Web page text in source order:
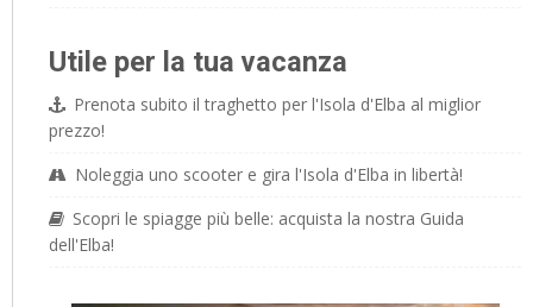
Utile per la tua vacanza
Prenota subito il traghetto per l'Isola d'Elba al miglior
prezzo!
Noleggia uno scooter e gira l'Isola d'Elba in libertà!
Scopri le spiagge più belle: acquista la nostra Guida
dell'Elba!